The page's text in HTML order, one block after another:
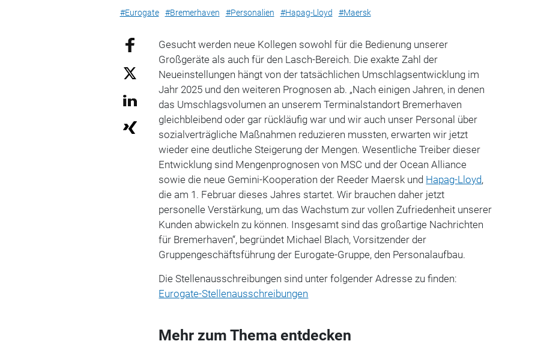
#Eurogate #Bremerhaven #Personalien #Hapag-Lloyd #Maersk
Gesucht werden neue Kollegen sowohl für die Bedienung unserer
Großgeräte als auch für den Lasch-Bereich. Die exakte Zahl der
Neueinstellungen hängt von der tatsächlichen Umschlagsentwicklung im
Jahr 2025 und den weiteren Prognosen ab. „Nach einigen Jahren, in denen
das Umschlagsvolumen an unserem Terminalstandort Bremerhaven
gleichbleibend oder gar rückläufig war und wir auch unser Personal über
sozialverträgliche Maßnahmen reduzieren mussten, erwarten wir jetzt
wieder eine deutliche Steigerung der Mengen. Wesentliche Treiber dieser
Entwicklung sind Mengenprognosen von MSC und der Ocean Alliance
sowie die neue Gemini-Kooperation der Reeder Maersk und Hapag-Lloyd,
die am 1. Februar dieses Jahres startet. Wir brauchen daher jetzt
personelle Verstärkung, um das Wachstum zur vollen Zufriedenheit unserer
Kunden abwickeln zu können. Insgesamt sind das großartige Nachrichten
für Bremerhaven“, begründet Michael Blach, Vorsitzender der
Gruppengeschäftsführung der Eurogate-Gruppe, den Personalaufbau.
Die Stellenausschreibungen sind unter folgender Adresse zu finden:
Eurogate-Stellenausschreibungen
Mehr zum Thema entdecken